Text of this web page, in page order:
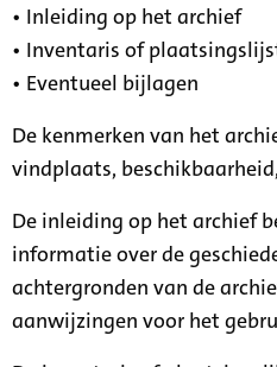
• Inleiding op het archief
• Inventaris of
• Eventueel bijlagen
De kenmerken van het
vindplaats,
De inleiding op het archief
informatie over de
achtergronden van de
aanwijzingen voor het